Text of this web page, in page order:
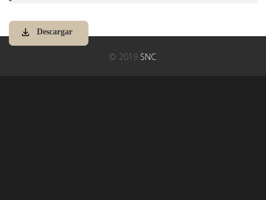
Descargar
© 2019 SNC.